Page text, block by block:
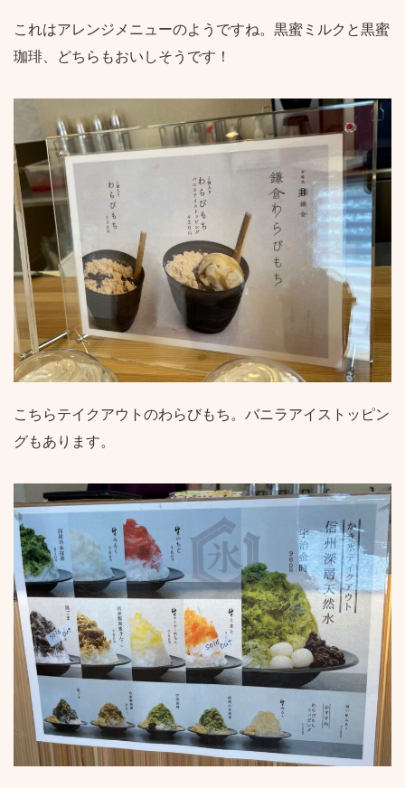
これはアレンジメニューのようですね。黒蜜ミルクと黒蜜
珈琲、どちらもおいしそうです！
こちらテイクアウトのわらびもち。バニラアイストッピン
グもあります。